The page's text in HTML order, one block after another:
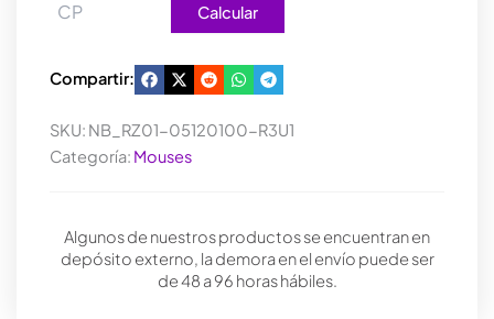
Calcular
Compartir:
SKU: NB_RZ01-05120100-R3U1
Categoría: Mouses
Algunos de nuestros productos se encuentran en
depósito externo, la demora en el envío puede ser
de 48 a 96 horas hábiles.